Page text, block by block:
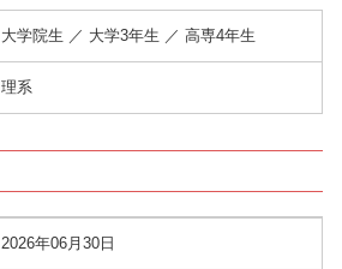
大学院生 ／ 大学3年生 ／ 高専4年生
理系
2026年06月30日